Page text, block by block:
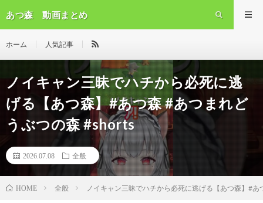
あつ森 動画まとめ
ホーム 人気記事
ノイキャン三昧でハチから必死に逃
げる【あつ森】#あつ森 #あつまれど
うぶつの森 #shorts
2026.07.08 全般
HOME 全般 ノイキャン三昧でハチから必死に逃げる【あつ森】#